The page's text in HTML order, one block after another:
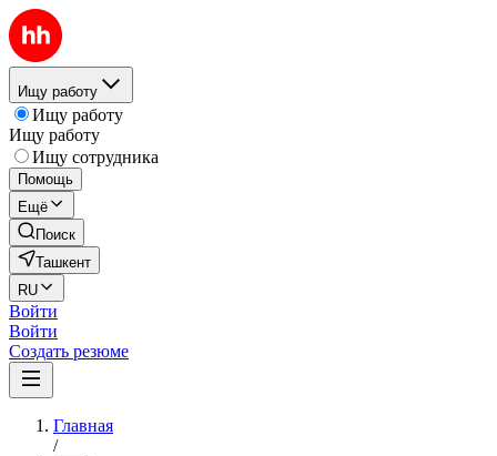
Ищу работу
Ищу работу
Ищу работу
Ищу сотрудника
Помощь
Ещё
Поиск
Ташкент
RU
Войти
Войти
Создать резюме
Главная
/